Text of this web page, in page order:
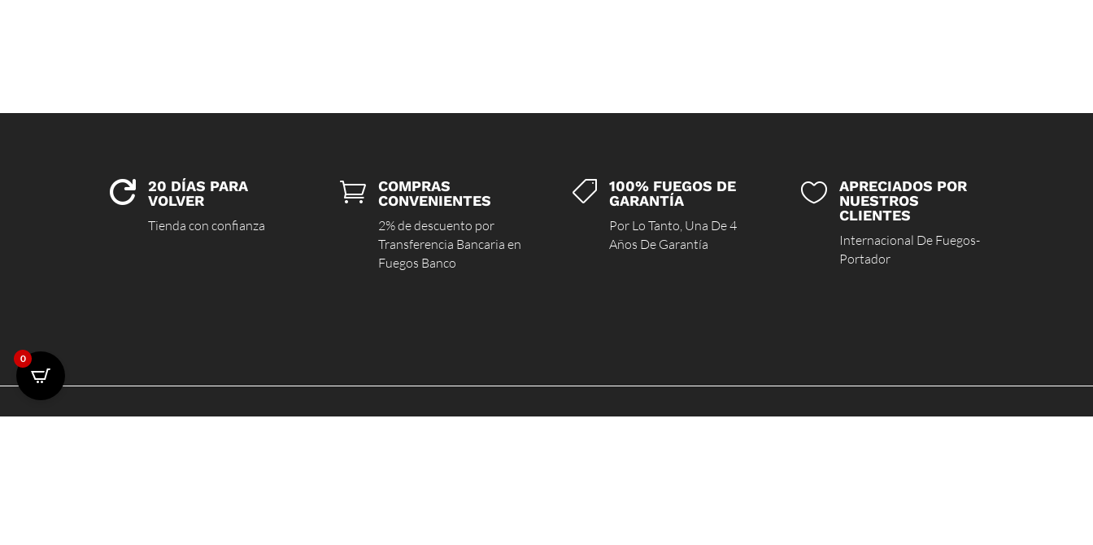

20 DÍAS PARA
VOLVER
Tienda con confianza

COMPRAS
CONVENIENTES
2% de descuento por
Transferencia Bancaria en
Fuegos Banco

100% FUEGOS DE
GARANTÍA
Por Lo Tanto, Una De 4
Años De Garantía

APRECIADOS POR
NUESTROS
CLIENTES
Internacional De Fuegos-
Portador
0